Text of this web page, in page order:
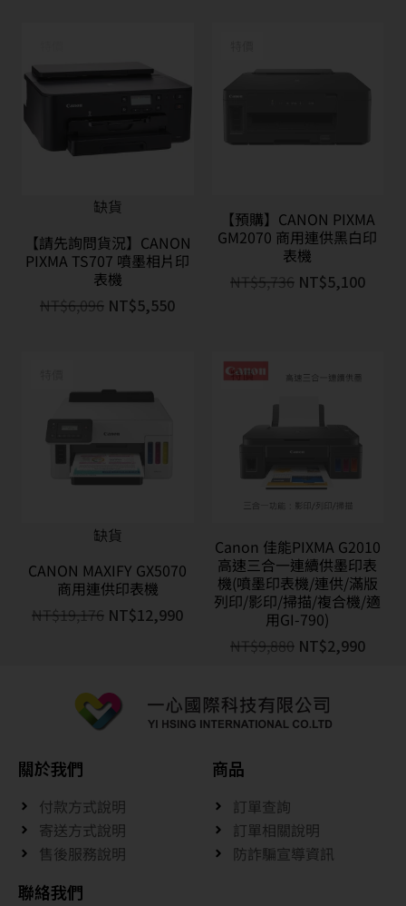
缺貨
【請先詢問貨況】CANON
PIXMA TS707 噴墨相片印
表機
NT$6,096 NT$5,550
【預購】CANON PIXMA
GM2070 商用連供黑白印
表機
NT$5,736 NT$5,100
缺貨
CANON MAXIFY GX5070
商用連供印表機
NT$ 19,176 NT$12,990
特價
Canon 佳能PIXMA G2010
高速三合一連續供墨印表
機(噴墨印表機/連供/滿版
列印/影印/掃描/複合機/適
用GI-790)
NT$9,880 NT$2,990
關於我們
付款方式說明
寄送方式說明
售後服務說明
商品
訂單查詢
訂單相關說明
防詐騙宣導資訊
聯絡我們